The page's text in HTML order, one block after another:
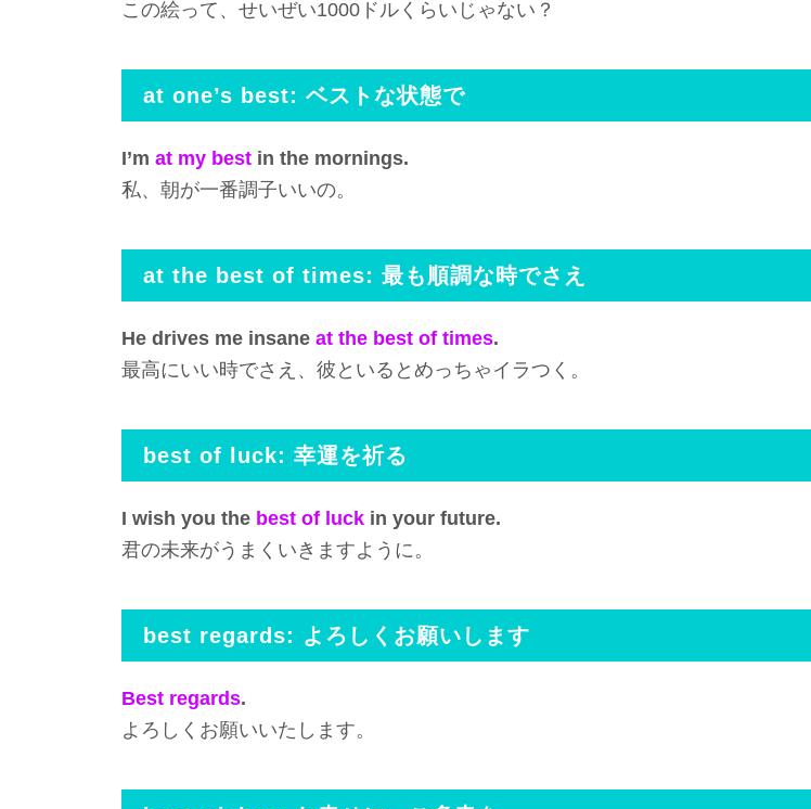
この絵って、せいぜい1000ドルくらいじゃない？
at one’s best: ベストな状態で
I’m at my best in the mornings.
私、朝が一番調子いいの。
at the best of times: 最も順調な時でさえ
He drives me insane at the best of times.
最高にいい時でさえ、彼といるとめっちゃイラつく。
best of luck: 幸運を祈る
I wish you the best of luck in your future.
君の未来がうまくいきますように。
best regards: よろしくお願いします
Best regards.
よろしくお願いいたします。